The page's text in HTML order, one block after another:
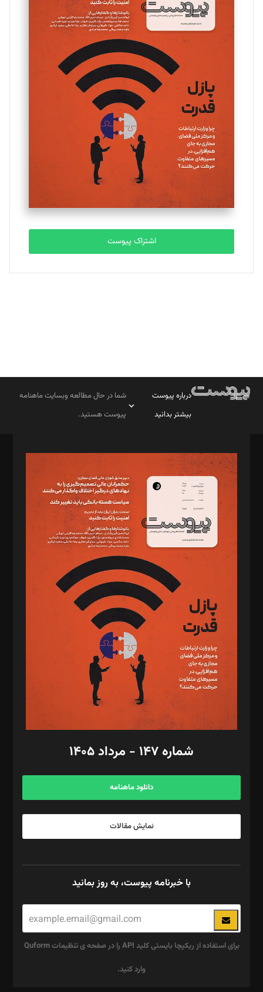
مینا پاکدل
یسنا امان‌پور
تحریریه
ملینا جعفری
تحریریه
مصطفی مسجدی آرانی
تحریریه
بابک نقاش
تحریریه
اشتراک پیوست
درباره پیوست
بیشتر بدانید
شما در حال مطالعه وبسایت ماهنامه
پیوست هستید.
مدیر مسئول: محمدباقر اثنی‌عشری
سردبیر: مهرک محمودی
دبیر تحریریه: میثم قاسمی
د‌بیر ناداستان: سمانه سمیع
د‌بیر خدمت و تجارت: ابوالفضل رجبی
د‌بیر حقوق فناوری: حسام‌الدین ایپکچی
د‌بیر پیوست جهان: مینا پاکدل
د‌بیر تحریریه آنلاین: بابک نقاش
تحریریه‌: مجتبی محمود‌ی، آرش برهمند، یسنا امان‌پور، سروش کرمیان،
مصطفی مسجدی آرانی، ابوالفضل رجبی، زهرا فکرانه، فائزه فتحی
رستمی،مصطفی باستان
ویرایش: نگار استاد‌‌آقا
طراح یونیفرم: مجید توکلی
فیلمبرداری و عکاسی: امیر شفیعی، مانی لطفی زاده
گرافیک و صفحه‌آرایی: سید‌سبحان‌علی ثابت
مد‌یر توسعه تجاری: کامبیز برید‌
امور مالی: شاپور رهبری، محمد‌ کاظمی‌نیا
آگهی و مشترکین: ۰۹۱۹۹۹۹۰۴۵۴
شماره ۱۴۷ - مرداد ۱۴۰۵
دانلود ماهنامه
نمایش مقالات
با خبرنامه پیوست، به روز بمانید
برای استفاده از ریکپچا بایستی کلید API را در صفحه ی تنظیمات Quform
وارد کنید.